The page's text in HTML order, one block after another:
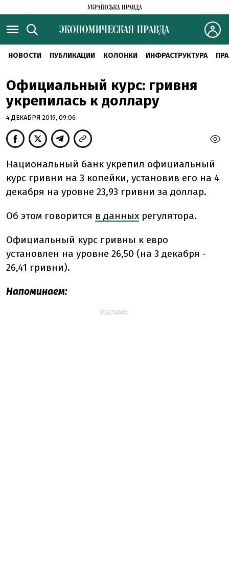
НОВОСТИ ПУБЛИКАЦИИ КОЛОНКИ ИНФРАСТРУКТУРА
Официальный курс: гривня
укрепилась к доллару
4 ДЕКАБРЯ 2019, 09:06
Национальный банк укрепил официальный
курс гривни на 3 копейки, установив его на 4
декабря на уровне 23,93 гривни за доллар.
Об этом говорится в данных регулятора.
Официальный курс гривны к евро
установлен на уровне 26,50 (на 3 декабря -
26,41 гривни).
Напоминаем:
РЕКЛАМА: